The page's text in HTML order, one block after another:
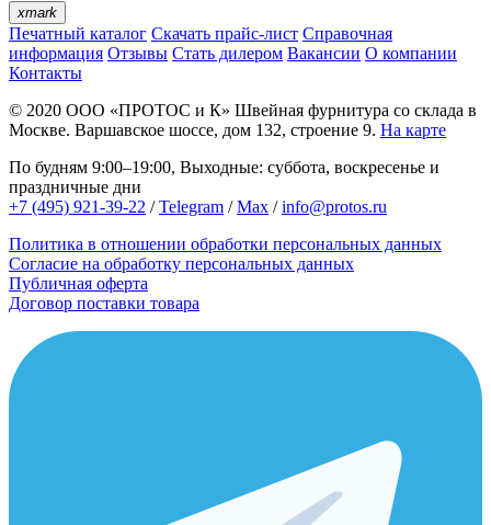
xmark
Печатный каталог Скачать прайс-лист Справочная
информация Отзывы Стать дилером Вакансии О компании
Контакты
© 2020 ООО «ПРОТОС и К» Швейная фурнитура со склада в
Москве. Варшавское шоссе, дом 132, строение 9. На карте
По будням 9:00–19:00, Выходные: суббота, воскресенье и
праздничные дни
+7 (495) 921-39-22 /Telegram /Max /info@protos.ru
Политика в отношении обработки персональных данных
Согласие на обработку персональных данных
Публичная оферта
Договор поставки товара